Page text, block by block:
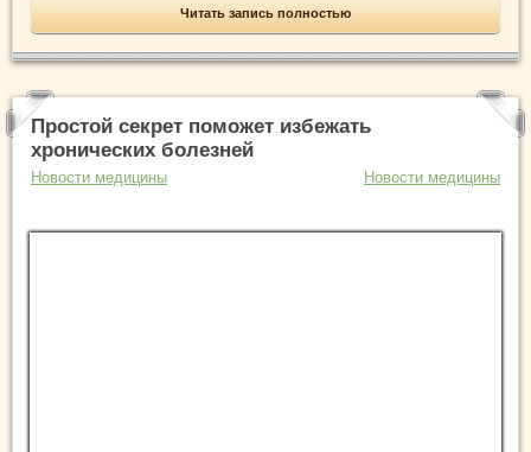
Читать запись полностью
Простой секрет поможет избежать
хронических болезней
Новости медицины Новости медицины